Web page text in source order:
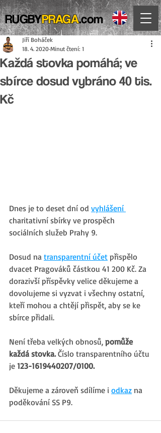
RUGBYPRAGA.com
Každá stovka pomáhá; ve
sbírce dosud vybráno 40 tis.
Kč
Jiří Boháček
18. 4. 2020 Minut čtení: 1
Dnes je to deset dní od vyhlášení
charitativní sbírky ve prospěch
sociálních služeb Prahy 9.
Dosud na transparentní účet přispělo
dvacet Pragováků částkou 41 200 Kč. Za
dorazivší příspěvky velice děkujeme a
dovolujeme si vyzvat i všechny ostatní,
kteří mohou a chtějí přispět, aby se ke
sbírce přidali.
Není třeba velkých obnosů, pomůže
každá stovka. Číslo transparentního účtu
je 123-1619440207/0100.
Děkujeme a zároveň sdílíme i odkaz na
poděkování SS P9.